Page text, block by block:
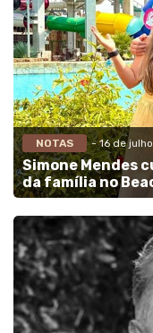
NOTAS - 16 de
Simone Mendes
da família no